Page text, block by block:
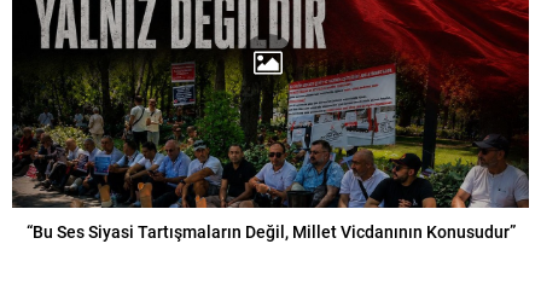
“Bu Ses Siyasi Tartışmaların Değil, Millet Vicdanının Konusudur”